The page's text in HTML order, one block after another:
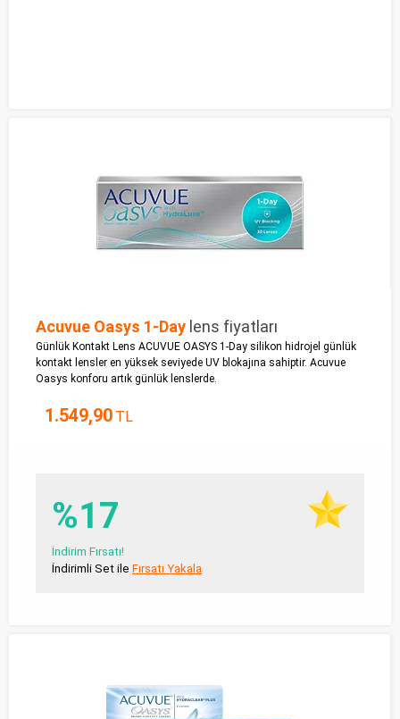
Acuvue Oasys 1-Day lens fiyatları
Günlük Kontakt Lens ACUVUE OASYS 1-Day silikon hidrojel günlük
kontakt lensler en yüksek seviyede UV blokajına sahiptir. Acuvue
Oasys konforu artık günlük lenslerde.
1.549,90 TL
%17
İndirim Fırsatı!
İndirimli Set ile Fırsatı Yakala